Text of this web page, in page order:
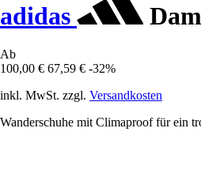
adidas
Ab
100,00 € 67,59 € -32%
inkl. MwSt. zzgl. Versandkosten
Wanderschuhe mit Climaproof für ein